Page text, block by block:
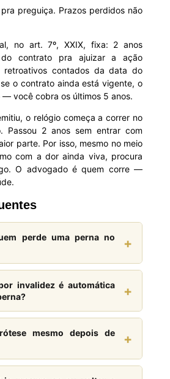
preguiça. Prazos perdidos não
no art. 7º, XXIX, fixa: 2 anos
contrato pra ajuizar a ação
contados da data do
o contrato ainda está vigente, o
você cobra os últimos 5 anos.
o relógio começa a correr no
Passou 2 anos sem entrar com
parte. Por isso, mesmo no meio
com a dor ainda viva, procura
O advogado é quem corre —
perde uma perna no
+
condenações entre R$
milhões, somando pensão
dano estético e prótese. O
da empresa.
invalidez é automática
+
é praticamente certa. Em
depende do laudo pericial e
que o segurado exercia.
recebe acréscimo de
mesmo depois de
+
da empresa decorre do dano